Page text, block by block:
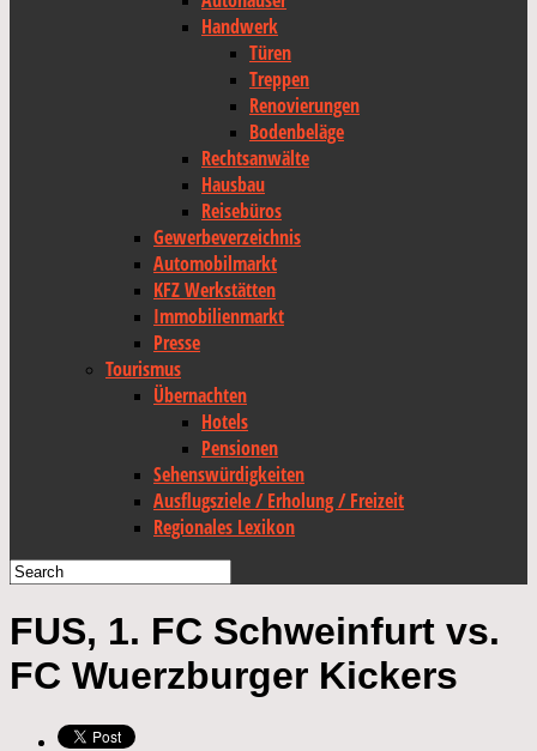
Handwerk
Türen
Treppen
Renovierungen
Bodenbeläge
Rechtsanwälte
Hausbau
Reisebüros
Gewerbeverzeichnis
Automobilmarkt
KFZ Werkstätten
Immobilienmarkt
Presse
Tourismus
Übernachten
Hotels
Pensionen
Sehenswürdigkeiten
Ausflugsziele / Erholung / Freizeit
Regionales Lexikon
FUS, 1. FC Schweinfurt vs.
FC Wuerzburger Kickers